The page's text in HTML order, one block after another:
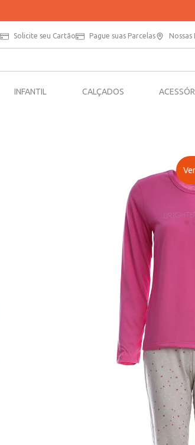
APROVEITE 20% OFF NA SUA PRIMEIRA
Solicite seu Cartão Pague suas Parcelas Nossas
INFANTIL CALÇADOS